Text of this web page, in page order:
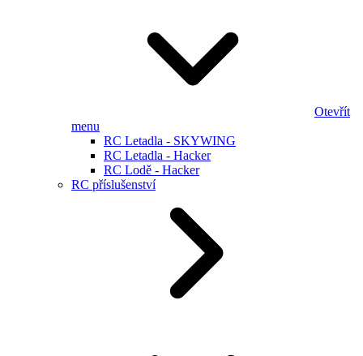
Otevřít
menu
RC Letadla - SKYWING
RC Letadla - Hacker
RC Lodě - Hacker
RC příslušenství